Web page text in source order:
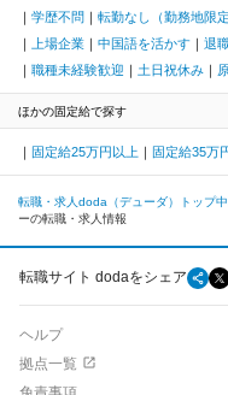
学歴不問
転勤なし（勤務地限定
上場企業
中国語を活かす 退
職種未経験歓迎
土日祝休み
ほかの固定給で探す
固定給25万円以上 固定給35万
転職・求人doda（デューダ）トップ
ーの転職・求人情報
転職サイト dodaをシェア
ヘルプ
拠点一覧